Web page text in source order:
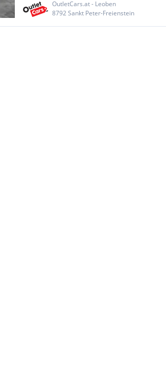
OutletCars.at - Leoben
8792 Sankt Peter-Freienstein